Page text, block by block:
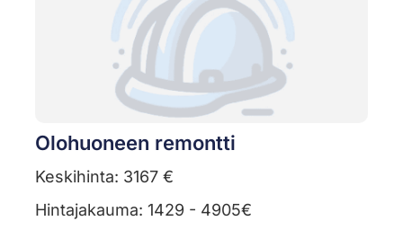
Olohuoneen remontti
Keskihinta: 3167 €
Hintajakauma: 1429 - 4905€